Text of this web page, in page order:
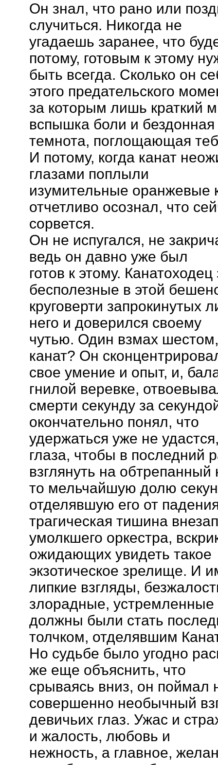
Он знал, что рано или
случиться. Никогда не
угадаешь заранее, что
потому, готовым к этому
быть всегда. Сколько он
этого предательского
за которым лишь краткий
вспышка боли и бездонная
темнота, поглощающая
И потому, когда канат
глазами поплыли
изумительные оранжевые
отчетливо осознал, что
сорвется.
Он не испугался, не
ведь он давно уже был
готов к этому.
бесполезные в этой
круговерти запрокинутых
него и доверился своему
чутью. Один взмах
канат? Он
свое умение и опыт, и,
гнилой веревке,
смерти секунду за
окончательно понял, что
удержаться уже не
глаза, чтобы в последний
взглянуть на
то мельчайшую долю
отделявшую его от
трагическая тишина
умолкшего оркестра,
ожидающих увидеть такое
экзотическое зрелище. И
липкие взгляды,
злорадные, устремленные
должны были стать
толчком, отделявшим
Но судьбе было угодно
же еще объяснить, что
срываясь вниз, он поймал
совершенно необычный
девичьих глаз. Ужас и
и жалость, любовь и
нежность, а главное,